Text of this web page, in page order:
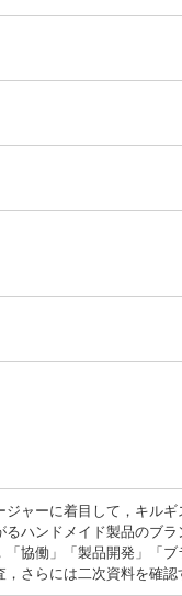
ャーに着目して，キル
るハンドメイド製品のブ
協働」「製品開発」「
さらには二次資料を確